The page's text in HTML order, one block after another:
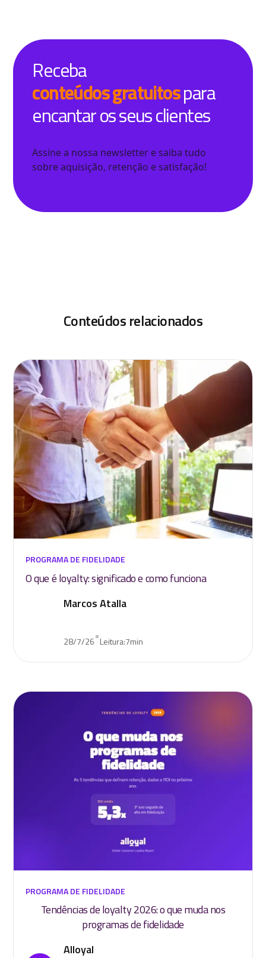
Receba
conteúdos gratuitospara
encantar os seus clientes
Assine a nossa newsletter e saiba tudo
sobre aquisição, retenção e satisfação!
Conteúdos relacionados
PROGRAMA DE FIDELIDADE
O que é loyalty: significado e como funciona
Marcos Atalla
28/7/26•Leitura:7min
PROGRAMA DE FIDELIDADE
Tendências de loyalty 2026: o que muda nos
programas de fidelidade
Alloyal